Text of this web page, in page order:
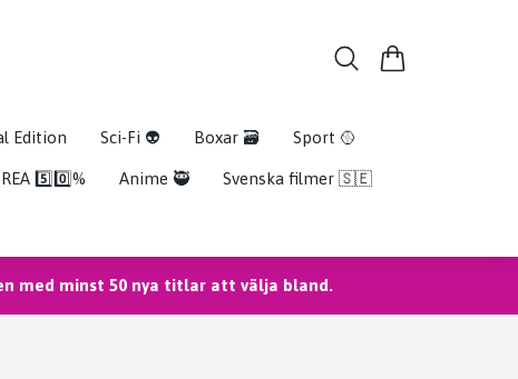
Edition Sci-Fi 👽 Boxar 🗃️ Sport 🥎
REA 5️⃣0️⃣% Anime 🥷 Svenska filmer 🇸🇪
med minst 50 nya titlar att välja bland.